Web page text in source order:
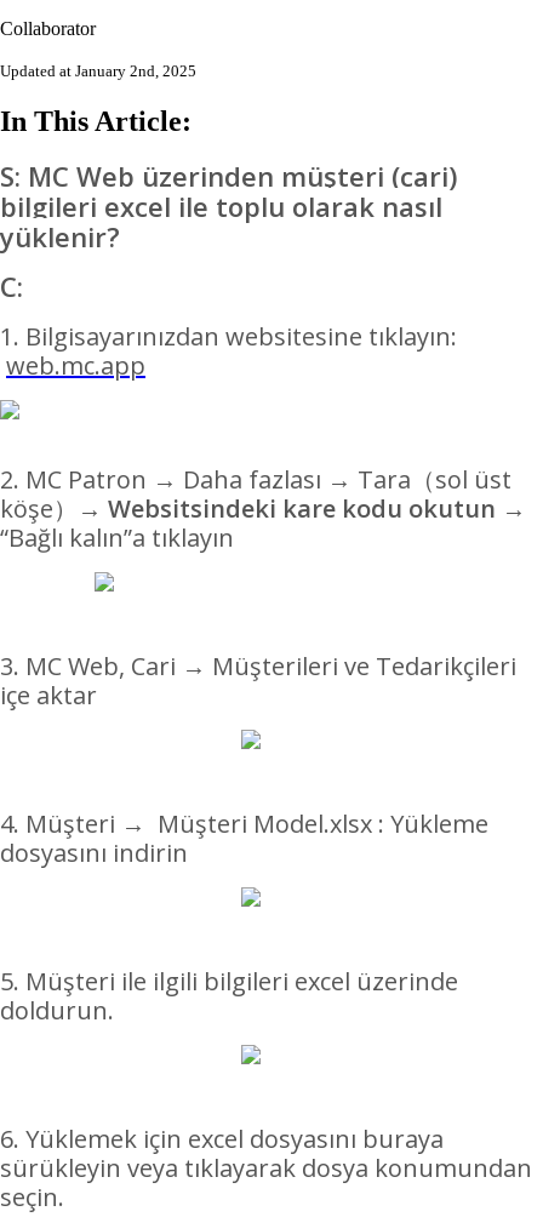
Collaborator
Updated at January 2nd, 2025
In This Article:
S: MC Web üzerinden müşteri (cari)
bilgileri excel ile toplu olarak nasıl
yüklenir?
C:
1. Bilgisayarınızdan websitesine tıklayın:
web.mc.app
2. MC Patron → Daha fazlası → Tara（sol üst
köşe）→ Websitsindeki kare kodu okutun →
“Bağlı kalın”a tıklayın
3. MC Web, Cari → Müşterileri ve Tedarikçileri
içe aktar
4. Müşteri → Müşteri Model.xlsx : Yükleme
dosyasını indirin
5. Müşteri ile ilgili bilgileri excel üzerinde
doldurun.
6. Yüklemek için excel dosyasını buraya
sürükleyin veya tıklayarak dosya konumundan
seçin.